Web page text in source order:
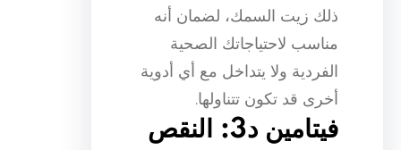
ذلك زيت السمك، لضمان أنه
مناسب لاحتياجاتك الصحية
الفردية ولا يتداخل مع أي أدوية
أخرى قد تكون تتناولها.
فيتامين د3: النقص